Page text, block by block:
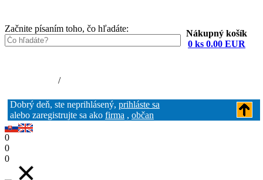
Začnite písaním toho, čo hľadáte:
Nákupný košík
0 ks 0.00 EUR
/
Dobrý deň, ste neprihlásený, prihláste sa
alebo zaregistrujte sa ako firma , občan
0
0
0